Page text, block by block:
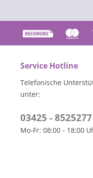
Service Hotline
Telefonische
unter:
03425 - 8525277
Mo-Fr: 08:00 - 18:00